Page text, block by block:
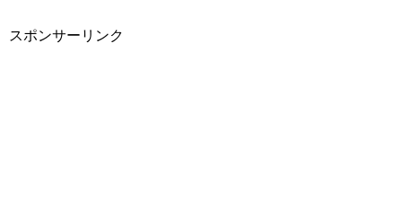
スポンサーリンク